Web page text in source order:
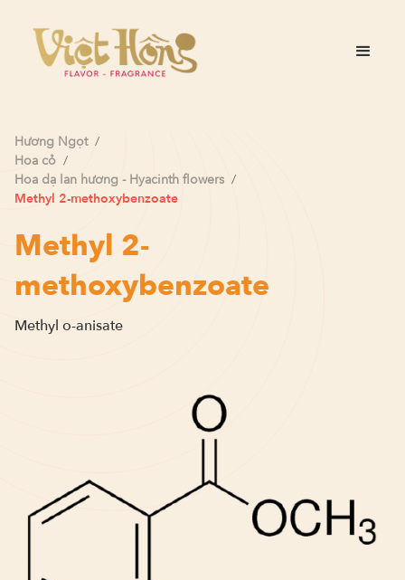
Hương Ngọt /
Hoa cỏ /
Hoa dạ lan hương - Hyacinth flowers /
Methyl 2-methoxybenzoate
Methyl 2-
methoxybenzoate
Methyl o-anisate